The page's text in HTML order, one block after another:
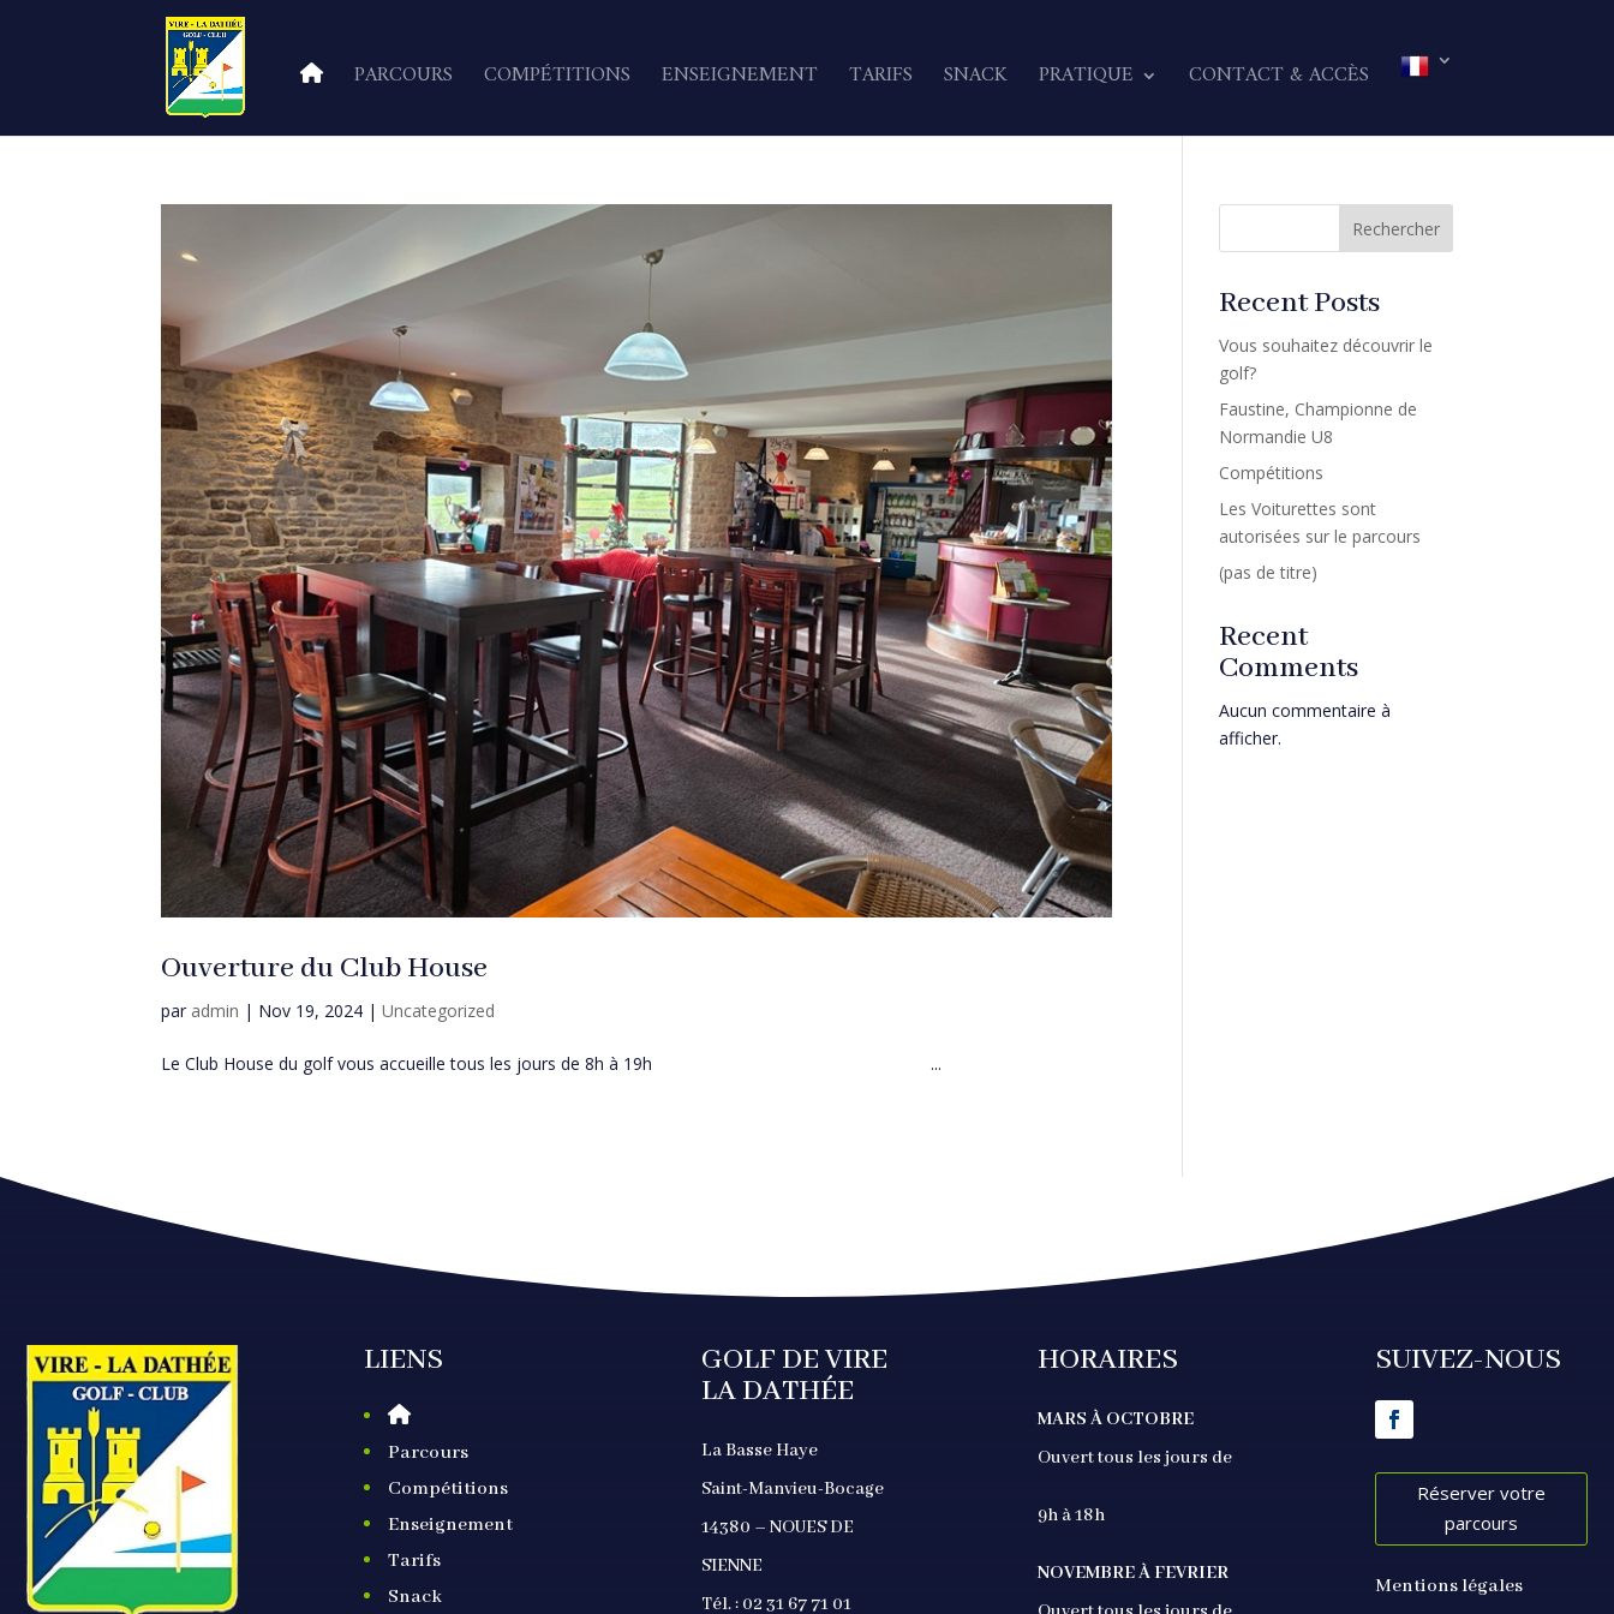
PARCOURS COMPÉTITIONS ENSEIGNEMENT TARIFS SNACK PRATIQUE CONTACT & ACCÈS
Ouverture du Club House
par admin | Nov 19, 2024 |Uncategorized
Le Club House du golf vous accueille tous les jours de 8h à 19h ...
Rechercher
Recent Posts
Vous souhaitez découvrir le
golf?
Faustine, Championne de
Normandie U8
Compétitions
Les Voiturettes sont
autorisées sur le parcours
(pas de titre)
Recent
Comments
Aucun commentaire à
afficher.
LIENS
Parcours
Compétitions
Enseignement
Tarifs
Snack
GOLF DE VIRE
LA DATHÉE
La Basse Haye
Saint-Manvieu-Bocage
14380 – NOUES DE
SIENNE
Tél. : 02 31 67 71 01
HORAIRES
MARS À OCTOBRE
Ouvert tous les jours de
9h à 18h
NOVEMBRE À FEVRIER
SUIVEZ-NOUS
Réserver votre
parcours
Mentions légales